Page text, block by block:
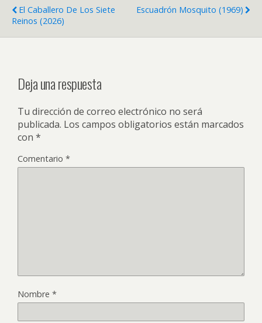
El Caballero De Los Siete
Reinos (2026)
Escuadrón Mosquito (1969)
Deja una respuesta
Tu dirección de correo electrónico no será
publicada. Los campos obligatorios están marcados
con *
Comentario *
Nombre *